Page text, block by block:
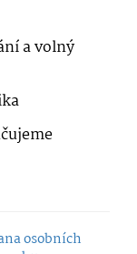
a volný
osobních